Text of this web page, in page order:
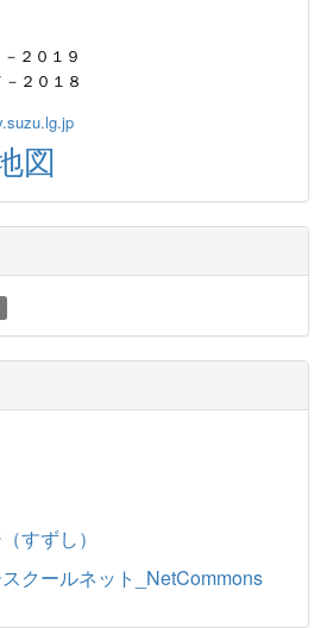
２０１９
２０１８
図
すずし）
クールネット_NetCommons